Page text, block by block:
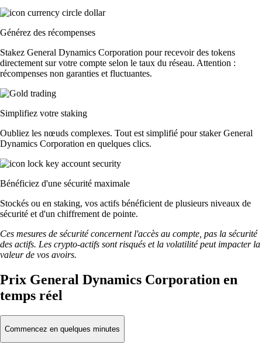
Générez des récompenses
Stakez General Dynamics Corporation pour recevoir des tokens
directement sur votre compte selon le taux du réseau. Attention :
récompenses non garanties et fluctuantes.
Simplifiez votre staking
Oubliez les nœuds complexes. Tout est simplifié pour staker General
Dynamics Corporation en quelques clics.
Bénéficiez d'une sécurité maximale
Stockés ou en staking, vos actifs bénéficient de plusieurs niveaux de
sécurité et d'un chiffrement de pointe.
Ces mesures de sécurité concernent l'accès au compte, pas la sécurité
des actifs. Les crypto-actifs sont risqués et la volatilité peut impacter la
valeur de vos avoirs.
Prix General Dynamics Corporation en
temps réel
Commencez en quelques minutes